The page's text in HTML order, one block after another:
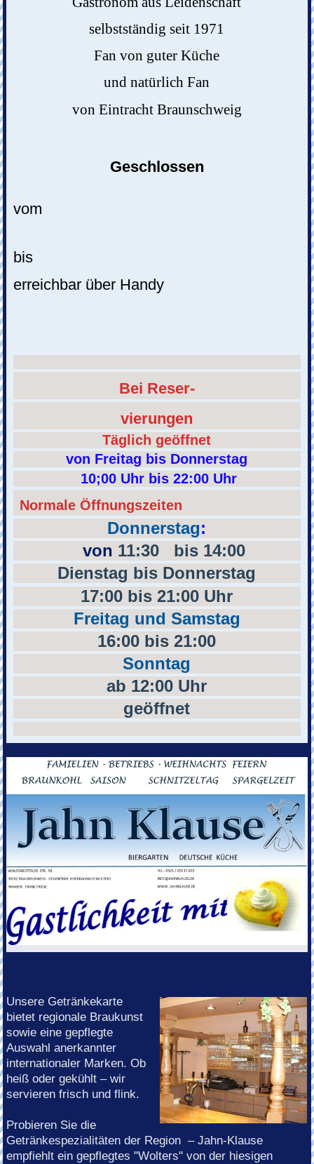
selbstständig seit 1971
Fan von guter Küche
und natürlich Fan
von Eintracht Braunschweig
Geschlossen
vom
bis
erreichbar über Handy
Bei Reser-
vierungen
Täglich geöffnet
von Freitag bis Donnerstag
10;00 Uhr bis 22:00 Uhr
Normale Öffnungszeiten
Donnerstag:
von 11:30 bis 14:00
Dienstag bis Donnerstag
17:00 bis 21:00 Uhr
Freitag und Samstag
16:00 bis 21:00
Sonntag
ab 12:00 Uhr
geöffnet
Unsere Getränkekarte
bietet regionale Braukunst
sowie eine gepflegte
Auswahl anerkannter
internationaler Marken. Ob
heiß oder gekühlt – wir
servieren frisch und flink.
Probieren Sie die
Getränkespezialitäten der Region – Jahn-Klause
empfiehlt ein gepflegtes "Wolters" von der hiesigen